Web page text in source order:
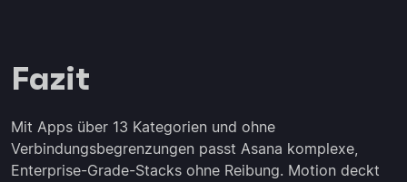
Fazit
Mit Apps über 13 Kategorien und ohne
Verbindungsbegrenzungen passt Asana komplexe,
Enterprise-Grade-Stacks ohne Reibung. Motion deckt